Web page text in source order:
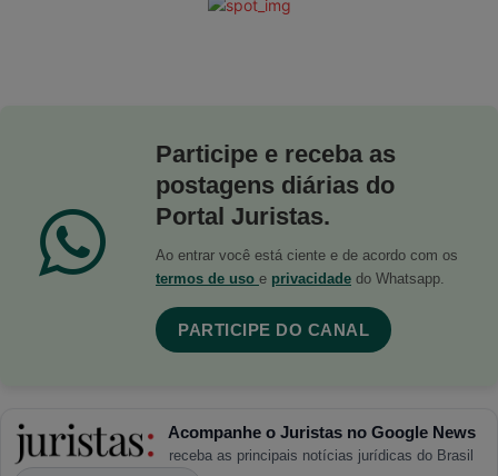
Participe e receba as
postagens diárias do
Portal Juristas.
Ao entrar você está ciente e de acordo com os
termos de uso e privacidade do Whatsapp.
PARTICIPE DO CANAL
Acompanhe o Juristas no Google News
receba as principais notícias jurídicas do Brasil